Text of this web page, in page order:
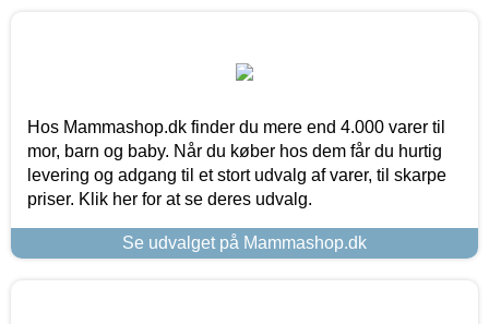
Hos Mammashop.dk finder du mere end 4.000 varer til
mor, barn og baby. Når du køber hos dem får du hurtig
levering og adgang til et stort udvalg af varer, til skarpe
priser. Klik her for at se deres udvalg.
Se udvalget på Mammashop.dk